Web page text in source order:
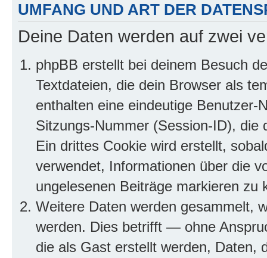
UMFANG UND ART DER
Deine Daten werden auf zwei
phpBB erstellt bei deinem Besuch
Textdateien, die dein Browser als
enthalten eine eindeutige
Sitzungs-Nummer (Session-ID), die
Ein drittes Cookie wird erstellt,
verwendet, Informationen über die
ungelesenen Beiträge markieren zu
Weitere Daten werden gesammelt,
werden. Dies betrifft — ohne
die als Gast erstellt werden, Daten,